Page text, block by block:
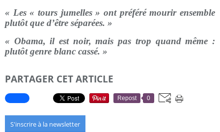
« Les « tours jumelles » ont préféré mourir ensemble
plutôt que d’être séparées. »
« Obama, il est noir, mais pas trop quand même :
plutôt genre blanc cassé. »
PARTAGER CET ARTICLE
Repost 0
S'inscrire à la newsletter